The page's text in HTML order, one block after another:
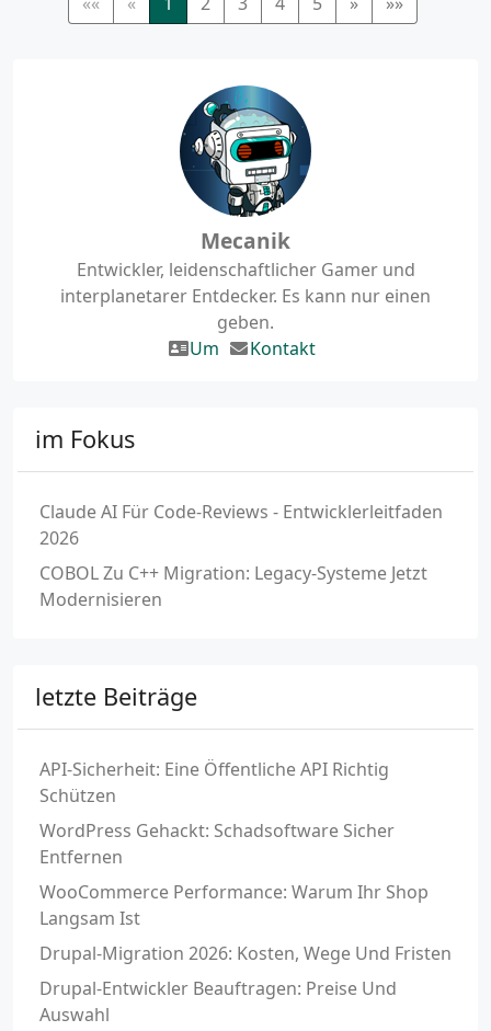
Mecanik
Entwickler, leidenschaftlicher Gamer und
interplanetarer Entdecker. Es kann nur einen
geben.
Um
Kontakt
im Fokus
Claude AI Für Code-Reviews - Entwicklerleitfaden
2026
COBOL Zu C++ Migration: Legacy-Systeme Jetzt
Modernisieren
letzte Beiträge
API-Sicherheit: Eine Öffentliche API Richtig
Schützen
WordPress Gehackt: Schadsoftware Sicher
Entfernen
WooCommerce Performance: Warum Ihr Shop
Langsam Ist
Drupal-Migration 2026: Kosten, Wege Und Fristen
Drupal-Entwickler Beauftragen: Preise Und
Auswahl